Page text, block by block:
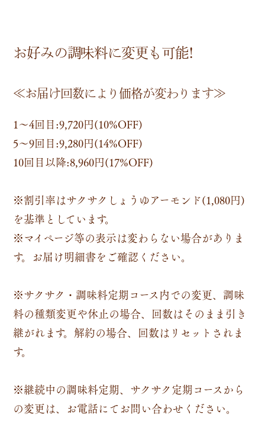
お好みの調味料に変更も可能!
≪お届け回数により価格が変わります≫
1～4回目:9,720円(10%OFF)
5～9回目:9,280円(14%OFF)
10回目以降:8,960円(17%OFF)
※割引率はサクサクしょうゆアーモンド(1,080円)
を基準としています。
※マイページ等の表示は変わらない場合がありま
す。お届け明細書をご確認ください。
※サクサク・調味料定期コース内での変更、調味
料の種類変更や休止の場合、回数はそのまま引き
継がれます。解約の場合、回数はリセットされま
す。
※継続中の調味料定期、サクサク定期コースから
の変更は、お電話にてお問い合わせください。